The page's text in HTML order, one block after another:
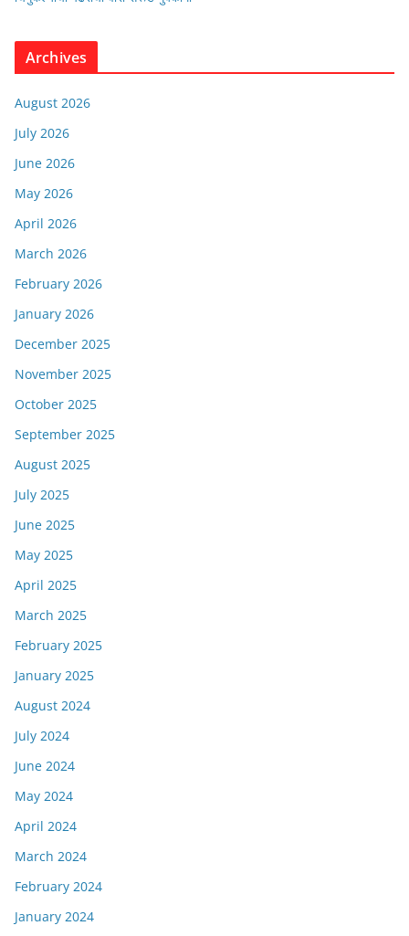
Archives
August 2026
July 2026
June 2026
May 2026
April 2026
March 2026
February 2026
January 2026
December 2025
November 2025
October 2025
September 2025
August 2025
July 2025
June 2025
May 2025
April 2025
March 2025
February 2025
January 2025
August 2024
July 2024
June 2024
May 2024
April 2024
March 2024
February 2024
January 2024